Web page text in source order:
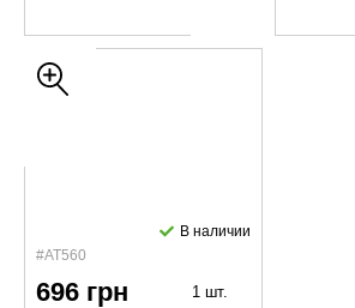
#АТ560
В наличии
696 грн 1 шт.